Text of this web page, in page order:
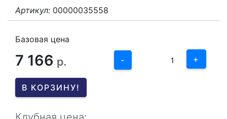
Артикул: 00000035558
Базовая цена
7 166 р. -
3
1
+
В КОРЗИНУ!